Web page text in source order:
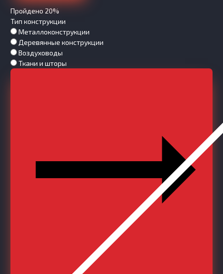
Пройдено 20%
Тип конструкции
Металлоконструкции
Деревянные конструкции
Воздуховоды
Ткани и шторы